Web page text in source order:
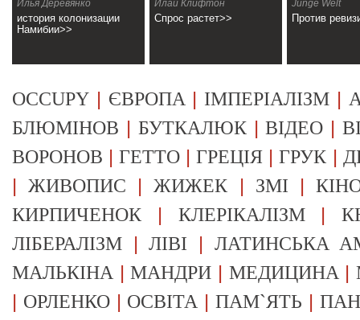
Илья Деревянко
история колонизации
Намибии>>
Илай Клифтон
Спрос растет>>
Junge Welt
Против
OCCUPY | ЄВРОПА | ІМПЕРІАЛІЗМ |
БЛЮМІНОВ | БУТКАЛЮК|ВІДЕО |
ВОРОНОВ |ГЕТТО |ГРЕЦІЯ |ГРУК |
|ЖИВОПИС |ЖИЖЕК | ЗМІ |
КИРПИЧЕНОК | КЛЕРІКАЛІЗМ|
ЛІБЕРАЛІЗМ |ЛІВІ | ЛАТИНСЬКА
МАЛЬКІНА |МАНДРИ | МЕДИЦИНА |
| ОРЛЕНКО| ОСВІТА |ПАМ`ЯТЬ |